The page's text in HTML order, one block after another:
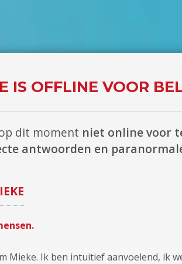
IS OFFLINE VOOR
dit moment niet online voor
antwoorden en
Mieke. Ik ben intuitief aanvoelend, ik